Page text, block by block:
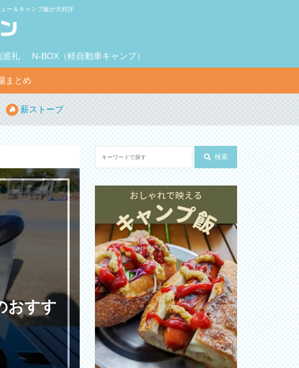
ー＆キャンプ飯が大好評
礼 N-BOX（軽自動車キャンプ）
まとめ
薪ストーブ
おすす
検索